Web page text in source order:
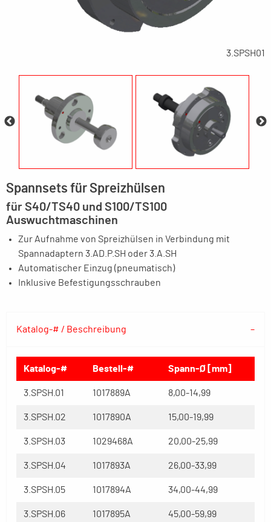
3.SPSH01
Spannsets für Spreizhülsen
für S40/TS40 und S100/TS100
Auswuchtmaschinen
Zur Aufnahme von Spreizhülsen in Verbindung mit
Spannadaptern 3.AD.P.SH oder 3.A.SH
Automatischer Einzug (pneumatisch)
Inklusive Befestigungsschrauben
Katalog-# / Beschreibung
Katalog-# Bestell-# Spann-Ø [mm]
3.SPSH.01 1017889A 8,00-14,99
3.SPSH.02 1017890A 15,00-19,99
3.SPSH.03 1029468A 20,00-25,99
3.SPSH.04 1017893A 26,00-33,99
3.SPSH.05 1017894A 34,00-44,99
3.SPSH.06 1017895A 45,00-59,99